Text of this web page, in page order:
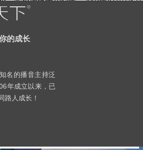
播文稿
播文稿
播文稿
播文稿
的成长
名的播音主持泛
年成立以来，已
路人成长！